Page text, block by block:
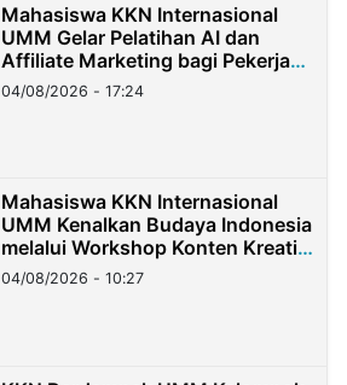
Mahasiswa KKN Internasional
UMM Gelar Pelatihan AI dan
Affiliate Marketing bagi Pekerja
Migran Indonesia di Taiwan
04/08/2026 - 17:24
Mahasiswa KKN Internasional
UMM Kenalkan Budaya Indonesia
melalui Workshop Konten Kreatif
di Taiwan
04/08/2026 - 10:27